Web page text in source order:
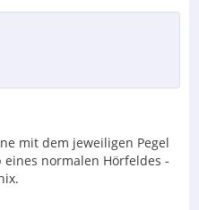
mit dem jeweiligen Pegel
normalen Hörfeldes -